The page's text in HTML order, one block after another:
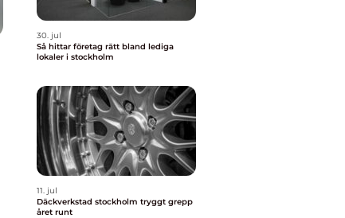
30. jul
Så hittar företag rätt bland lediga
lokaler i stockholm
11. jul
Däckverkstad stockholm tryggt grepp
året runt